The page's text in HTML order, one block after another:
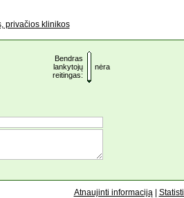
privačios klinikos
Bendras
lankytojų
reitingas:
nėra
Atnaujinti informaciją|